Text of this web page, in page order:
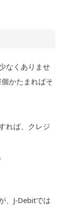
なくありませ
かたまればそ
れば、クレジ
、J-Debitでは